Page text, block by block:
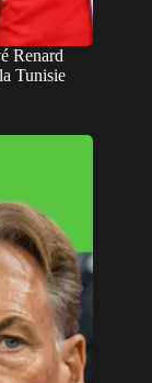
Renard
Tunisie